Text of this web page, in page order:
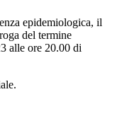
epidemiologica, il
del termine
alle ore 20.00 di